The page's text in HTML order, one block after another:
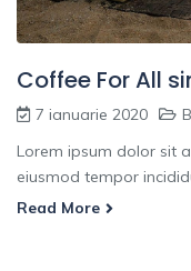
Coffee For All
7 ianuarie 2020
Lorem ipsum dolor sit
eiusmod tempor
Read More